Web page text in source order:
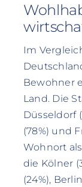
Im
Bewohner
Land. Die
Düsseldorf
(78%) und
Wohnort
die Kölner
(24%),